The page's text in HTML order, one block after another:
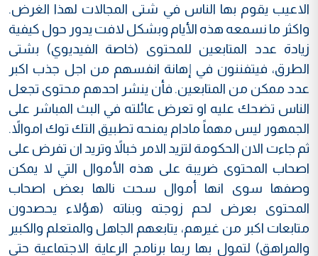
الاعيب يقوم بها الناس في شتى المجالات لهذا الغرض.
واكثر ما نسمعه هذه الأيام وبشكل لافت يدور حول كيفية
زيادة عدد المتابعين للمحتوى (خاصة الفيديوي) بشتى
الطرق، فيتفننون في إهانة انفسهم من اجل جذب اكبر
عدد ممكن من المتابعين. فأن ينشر احدهم محتوى تجعل
الناس تضحك عليه او تعرض عائلته في البث المباشر على
الجمهور ليس مهماً مادام يمنحه تطبيق التك توك اموالاً.
ثم جاءت الان الحكومة لتزيد الامر خبالاً وتريد ان تفرض على
اصحاب المحتوى ضريبة على هذه الأموال التي لا يمكن
وصفها سوى انها أموال سحت نالها بعض اصحاب
المحتوى بعرض لحم زوجته وبناته (هؤلاء يحصدون
متابعات اكبر من غيرهم، يتابعهم الجاهل والمتعلم والكبير
والمراهق) لتمول بها ربما برنامج الرعاية الاجتماعية حتى